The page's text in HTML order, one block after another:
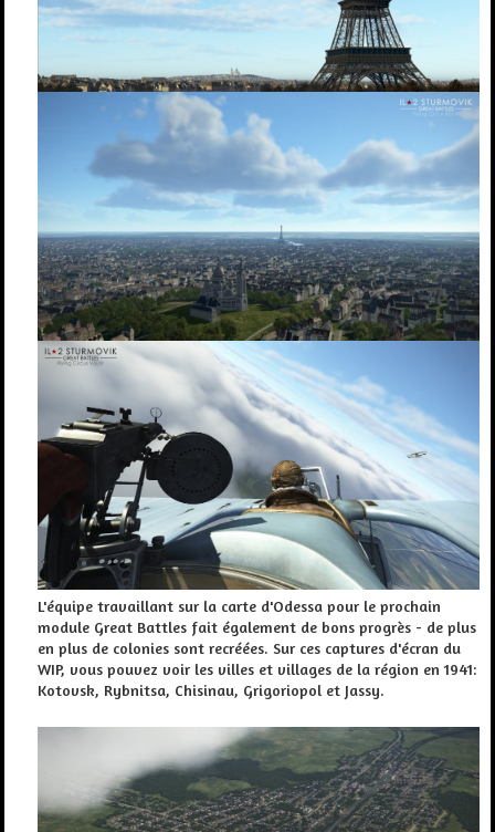
L'équipe travaillant sur la carte d'Odessa pour le prochain
module Great Battles fait également de bons progrès - de plus
en plus de colonies sont recréées. Sur ces captures d'écran du
WIP, vous pouvez voir les villes et villages de la région en 1941:
Kotovsk, Rybnitsa, Chisinau, Grigoriopol et Jassy.